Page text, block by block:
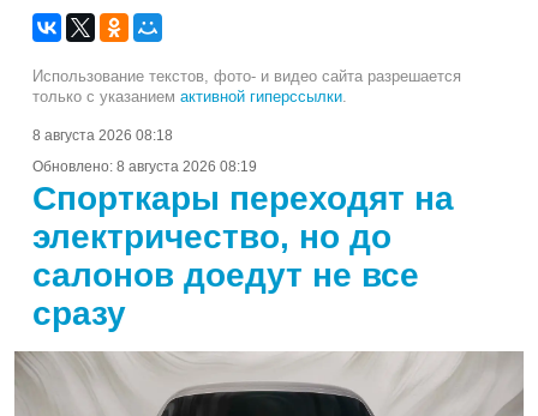
Использование текстов, фото- и видео сайта разрешается
только с указанием активной гиперссылки.
8 августа 2026 08:18
Обновлено: 8 августа 2026 08:19
Спорткары переходят на
электричество, но до
салонов доедут не все
сразу